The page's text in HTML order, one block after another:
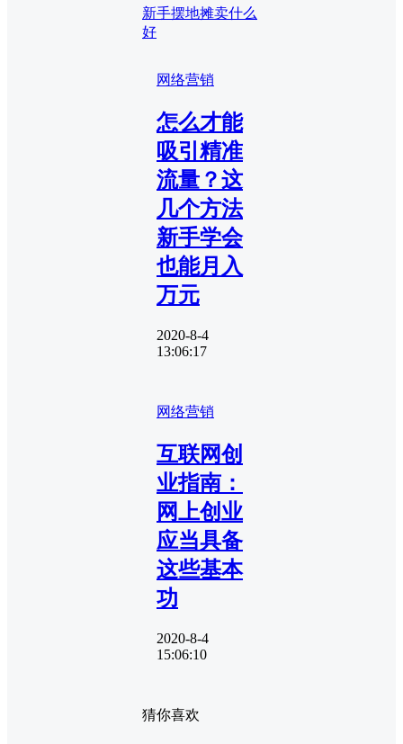
新手摆地摊卖什么
好
网络营销
怎么才能
吸引精准
流量？这
几个方法
新手学会
也能月入
万元
2020-8-4
13:06:17
网络营销
互联网创
业指南：
网上创业
应当具备
这些基本
功
2020-8-4
15:06:10
猜你喜欢